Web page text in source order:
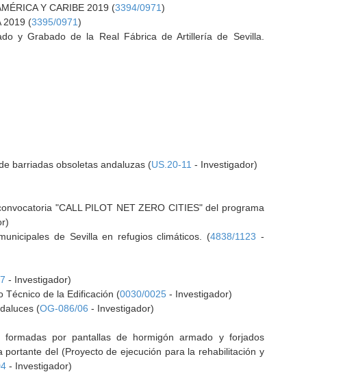
Y CARIBE 2019 (3394/0971)
2019 (3395/0971)
y Grabado de la Real Fábrica de Artillería de Sevilla.
barriadas obsoletas andaluzas (US.20-11 - Investigador)
"CALL PILOT NET ZERO CITIES" del programa
de Sevilla en refugios climáticos. (4838/1123 -
- Investigador)
Técnico de la Edificación (0030/0025 - Investigador)
(OG-086/06 - Investigador)
formadas por pantallas de hormigón armado y forjados
del (Proyecto de ejecución para la rehabilitación y
- Investigador)